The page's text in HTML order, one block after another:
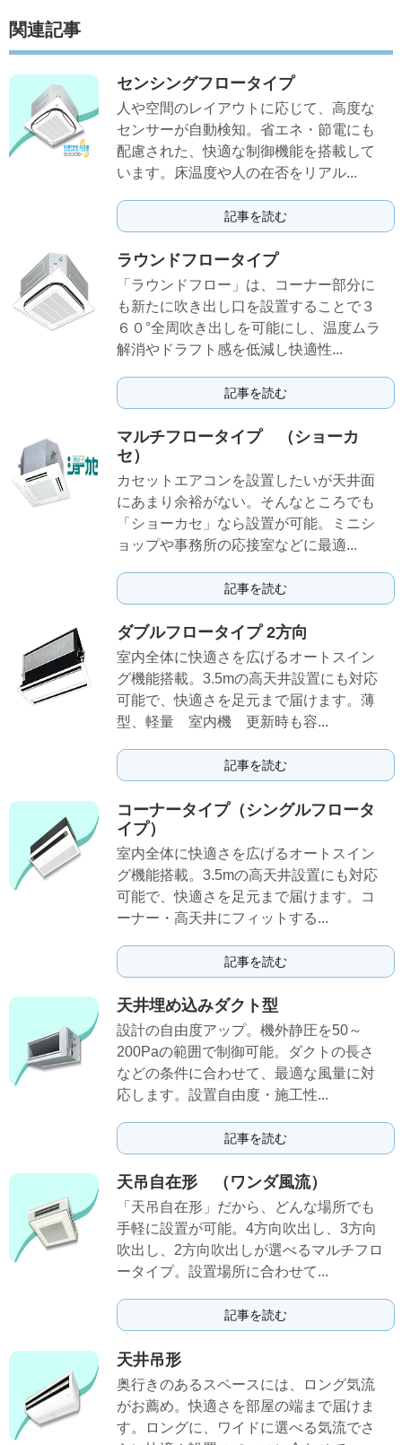
関連記事
センシングフロータイプ
人や空間のレイアウトに応じて、高度な
センサーが自動検知。省エネ・節電にも
配慮された、快適な制御機能を搭載して
います。床温度や人の在否をリアル...
記事を読む
ラウンドフロータイプ
「ラウンドフロー」は、コーナー部分に
も新たに吹き出し口を設置することで３
６０°全周吹き出しを可能にし、温度ムラ
解消やドラフト感を低減し快適性...
記事を読む
マルチフロータイプ （ショーカ
セ）
カセットエアコンを設置したいが天井面
にあまり余裕がない。そんなところでも
「ショーカセ」なら設置が可能。ミニシ
ョップや事務所の応接室などに最適...
記事を読む
ダブルフロータイプ 2方向
室内全体に快適さを広げるオートスイン
グ機能搭載。3.5mの高天井設置にも対応
可能で、快適さを足元まで届けます。薄
型、軽量 室内機 更新時も容...
記事を読む
コーナータイプ（シングルフロータ
イプ）
室内全体に快適さを広げるオートスイン
グ機能搭載。3.5mの高天井設置にも対応
可能で、快適さを足元まで届けます。コ
ーナー・高天井にフィットする...
記事を読む
天井埋め込みダクト型
設計の自由度アップ。機外静圧を50～
200Paの範囲で制御可能。ダクトの長さ
などの条件に合わせて、最適な風量に対
応します。設置自由度・施工性...
記事を読む
天吊自在形 （ワンダ風流）
「天吊自在形」だから、どんな場所でも
手軽に設置が可能。4方向吹出し、3方向
吹出し、2方向吹出しが選べるマルチフロ
ータイプ。設置場所に合わせて...
記事を読む
天井吊形
奥行きのあるスペースには、ロング気流
がお薦め。快適さを部屋の端まで届けま
す。ロングに、ワイドに選べる気流でさ